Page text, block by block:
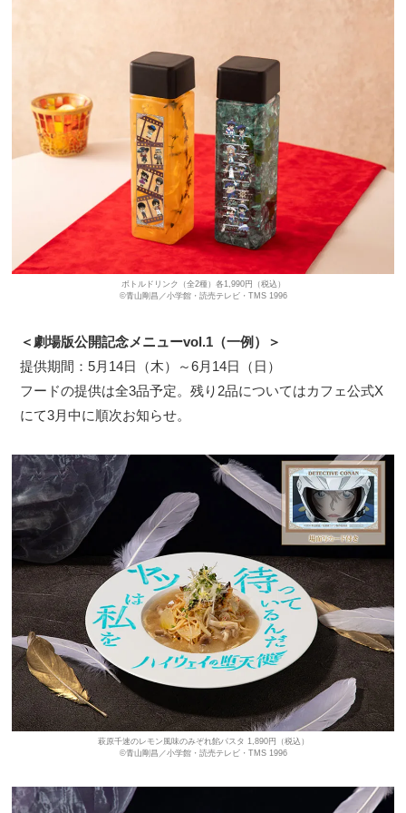
ボトルドリンク（全2種）各1,990円（税込）
©青山剛昌／小学館・読売テレビ・TMS 1996
＜劇場版公開記念メニューvol.1（一例）＞
提供期間：5月14日（木）～6月14日（日）
フードの提供は全3品予定。残り2品についてはカフェ公式X
にて3月中に順次お知らせ。
萩原千速のレモン風味のみぞれ餡パスタ 1,890円（税込）
©青山剛昌／小学館・読売テレビ・TMS 1996